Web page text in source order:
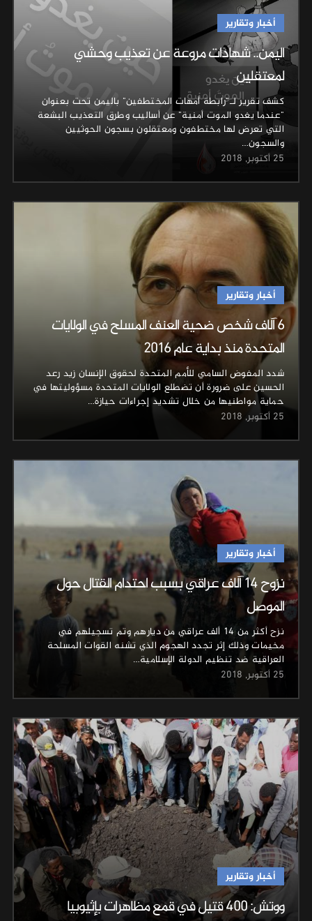
أخبار وتقارير
اليمن.. شهادات مروعة عن تعذيب وحشي
لمعتقلين
كشف تقرير لـ"رابطة أمهات المختطفين" باليمن تحت بعنوان
"عندما يغدو الموت أمنية" عن أساليب وطرق التعذيب البشعة
التي تعرض لها مختطفون ومعتقلون بسجون الحوثيين
والسجون…
25 أكتوبر, 2018
أخبار وتقارير
6 آلاف شخص ضحية العنف المسلح في الولايات
المتحدة منذ بداية عام 2016
شدد المفوض السامي للأمم المتحدة لحقوق الإنسان زيد رعد
الحسين على ضرورة أن تضطلع الولايات المتحدة مسؤوليتها في
حماية مواطنيها من خلال تشديد إجراءات حيازة…
25 أكتوبر, 2018
أخبار وتقارير
نزوح 14 آلاف عراقي بسبب احتدام القتال حول
الموصل
نزح أكثر من 14 ألف عراقي من ديارهم وتم تسجيلهم في
مخيمات وذلك إثر تجدد الهجوم الذي تشنه القوات المسلحة
العراقية ضد تنظيم الدولة الإسلامية…
25 أكتوبر, 2018
أخبار وتقارير
ووتش: 400 قتيل في قمع مظاهرات بإثيوبيا